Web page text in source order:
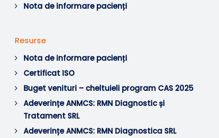
Nota de informare pacienți
Resurse
Nota de informare pacienți
Certificat ISO
Buget venituri – cheltuieli program CAS 2025
Adeverințe ANMCS: RMN Diagnostic și
Tratament SRL
Adeverințe ANMCS: RMN Diagnostica SRL